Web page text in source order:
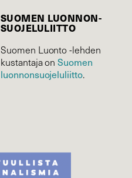
SUOMEN LUONNON­
SUOJELU­LIITTO
Suomen Luonto -lehden
kustantaja onSuomen
luonnonsuojelu­liitto.